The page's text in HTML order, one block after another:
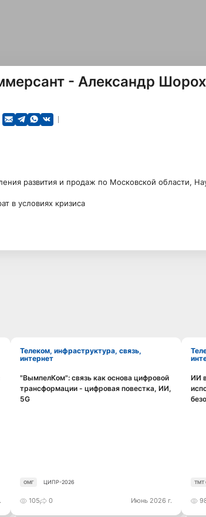
- Александр
развития и продаж по Московской области,
в условиях кризиса
Телеком, инфраструктура, связь,
интернет
Смотреть видео
"ВымпелКом": связь как основа цифровой
трансформации - цифровая повестка, ИИ,
5G
ОМГ ЦИПР-2026
105 0 Июнь 2026 г.
Телеком, инфраструктура, связь,
ИИ
TMT